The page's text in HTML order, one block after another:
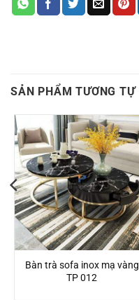
SẢN PHẨM TƯƠNG TỰ
Bàn trà sofa inox mạ vàng
TP 012